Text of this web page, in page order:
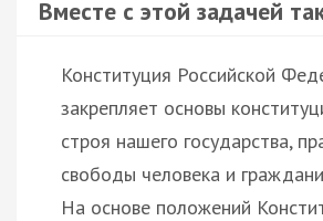
Вместе с этой задачей
Конституция Российской
закрепляет основы
строя нашего государства,
свободы человека и
На основе положений